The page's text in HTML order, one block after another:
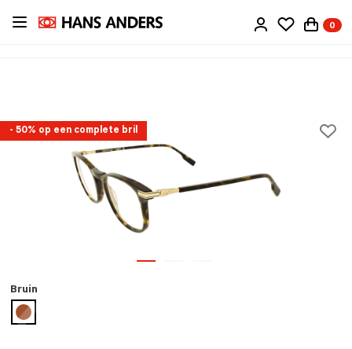
Ga
0
- 50% op een complete bril
Bruin
geselecteerd